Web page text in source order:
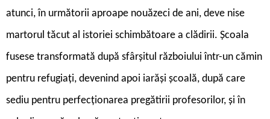
atunci, în următorii aproape nouăzeci de ani, deve nise
martorul tăcut al istoriei schimbătoare a clădirii. Școala
fusese transformată după sfârșitul războiului într-un cămin
pentru refugiați, devenind apoi iarăși școală, după care
sediu pentru perfecționarea pregătirii profesorilor, și în